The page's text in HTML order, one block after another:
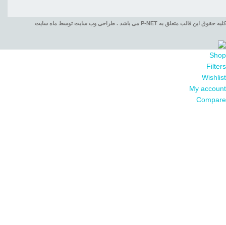
کلیه حقوق این قالب متعلق به P-NET می باشد . طراحی وب سایت توسط ماه سایت
Shop
Filters
Wishlist
My account
Compare